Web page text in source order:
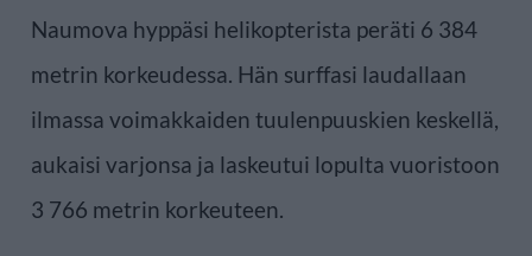
Naumova hyppäsi helikopterista peräti 6 384
metrin korkeudessa. Hän surffasi laudallaan
ilmassa voimakkaiden tuulenpuuskien keskellä,
aukaisi varjonsa ja laskeutui lopulta vuoristoon
3 766 metrin korkeuteen.